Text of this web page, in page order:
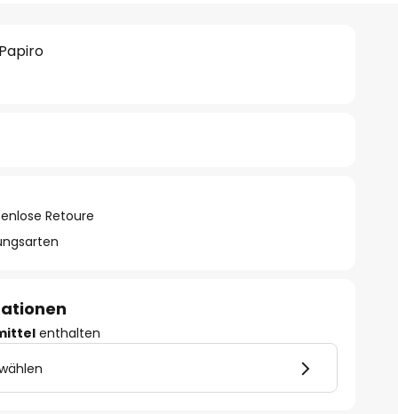
Retoure
enthalten